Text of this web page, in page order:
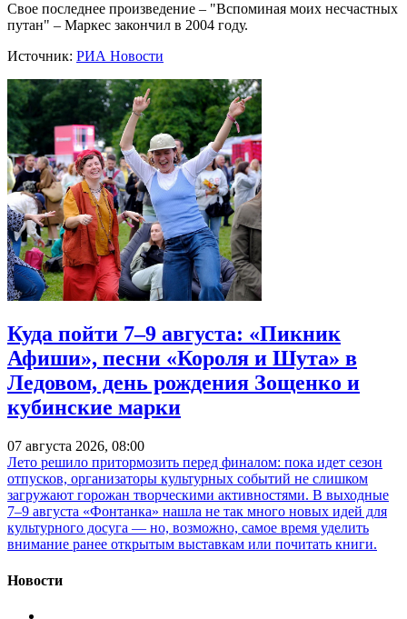
Свое последнее произведение – "Вспоминая моих несчастных
путан" – Маркес закончил в 2004 году.
Источник: РИА Новости
Куда пойти 7–9 августа: «Пикник
Афиши», песни «Короля и Шута» в
Ледовом, день рождения Зощенко и
кубинские марки
07 августа 2026, 08:00
Лето решило притормозить перед финалом: пока идет сезон
отпусков, организаторы культурных событий не слишком
загружают горожан творческими активностями. В выходные
7–9 августа «Фонтанка» нашла не так много новых идей для
культурного досуга — но, возможно, самое время уделить
внимание ранее открытым выставкам или почитать книги.
Новости